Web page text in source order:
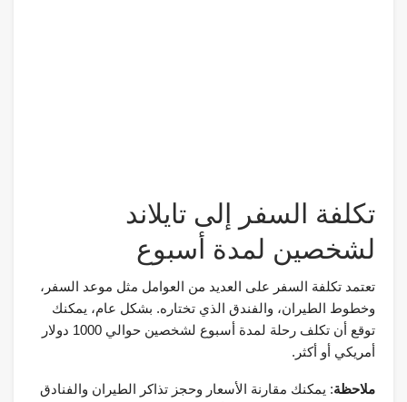
تكلفة السفر إلى تايلاند
لشخصين لمدة أسبوع
تعتمد تكلفة السفر على العديد من العوامل مثل موعد السفر،
وخطوط الطيران، والفندق الذي تختاره. بشكل عام، يمكنك
توقع أن تكلف رحلة لمدة أسبوع لشخصين حوالي 1000 دولار
أمريكي أو أكثر.
ملاحظة: يمكنك مقارنة الأسعار وحجز تذاكر الطيران والفنادق